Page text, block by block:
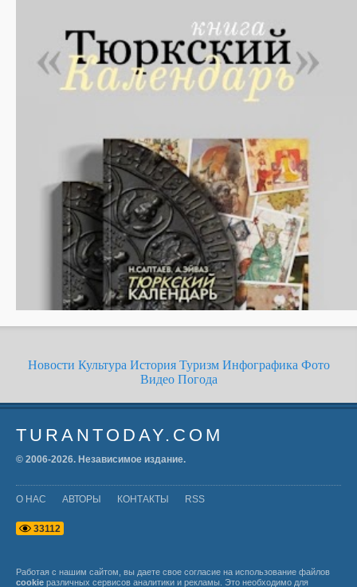
Новости Культура История Туризм Инфографика Фото
Видео Погода
TURANTODAY.COM
© 2006-2026. Независимое издание.
О НАС АВТОРЫ КОНТАКТЫ RSS
33112
Работая с нашим сайтом, вы даете свое согласие на использование файлов
cookie различных сервисов аналитики и рекламы. Это необходимо для